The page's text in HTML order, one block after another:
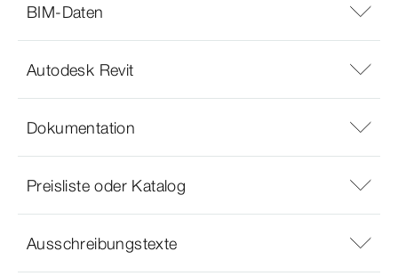
BIM-Daten
Autodesk Revit
Dokumentation
Preisliste oder Katalog
Ausschreibungstexte